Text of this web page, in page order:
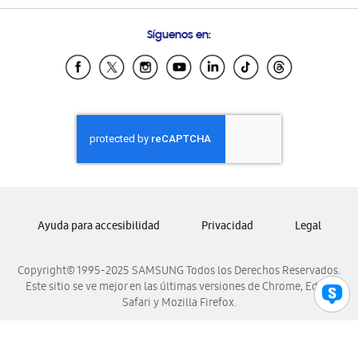
Samsung Ecuador
Samsung El Salvador
Samsung Honduras
Samsung Nicaragua
Samsung Panamá
Samsung Venezuela
Síguenos en:
Copyright© 1995-2025 SAMSUNG Todos los Derechos Reservados.
Este sitio se ve mejor en las últimas versiones de Chrome, Edge,
Safari y Mozilla Firefox.
Ayuda para accesibilidad Privacidad Legal